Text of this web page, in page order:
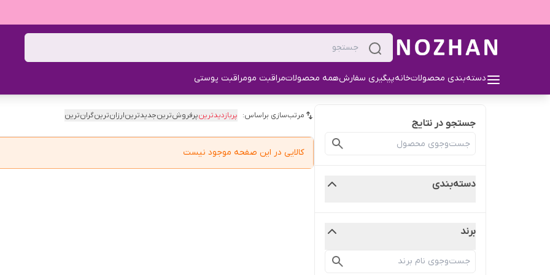
دسته‌بندی محصولاتخانهپیگیری سفارشهمه محصولاتمراقبت مومراقبت پوستی
جستجو در نتایج
دسته‌بندی
برند
مرتب‌سازی براساس: پربازدیدترینپرفروش‌ترینجدیدترینارزان‌ترینگران‌ترین
کالایی در این صفحه موجود نیست